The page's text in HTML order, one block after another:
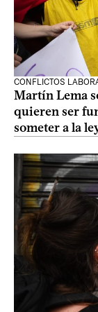
CONFLICTOS
Martín Lema
quieren ser
someter a la